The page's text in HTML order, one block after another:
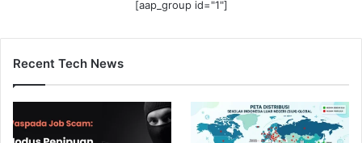
[aap_group id="1"]
Recent Tech News